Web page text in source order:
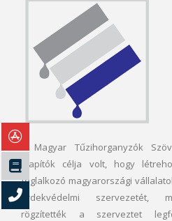
A Magyar Tűzihorganyzók
alapítók célja volt, hogy
foglalkozó magyarországi
érdekvédelmi szervezetét,
rögzítették a szerveztet